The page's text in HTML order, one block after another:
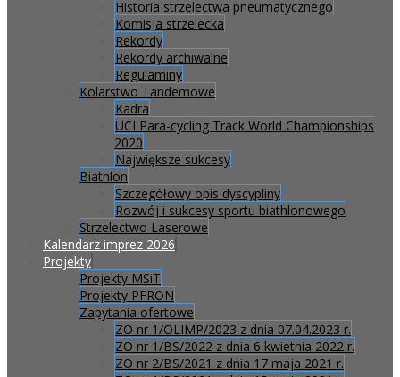
Historia strzelectwa pneumatycznego
Komisja strzelecka
Rekordy
Rekordy archiwalne
Regulaminy
Kolarstwo Tandemowe
Kadra
UCI Para-cycling Track World Championships
2020
Największe sukcesy
Biathlon
Szczegółowy opis dyscypliny
Rozwój i sukcesy sportu biathlonowego
Strzelectwo Laserowe
Kalendarz imprez 2026
Projekty
Projekty MSiT
Projekty PFRON
Zapytania ofertowe
ZO nr 1/OLIMP/2023 z dnia 07.04.2023 r.
ZO nr 1/BS/2022 z dnia 6 kwietnia 2022 r.
ZO nr 2/BS/2021 z dnia 17 maja 2021 r.